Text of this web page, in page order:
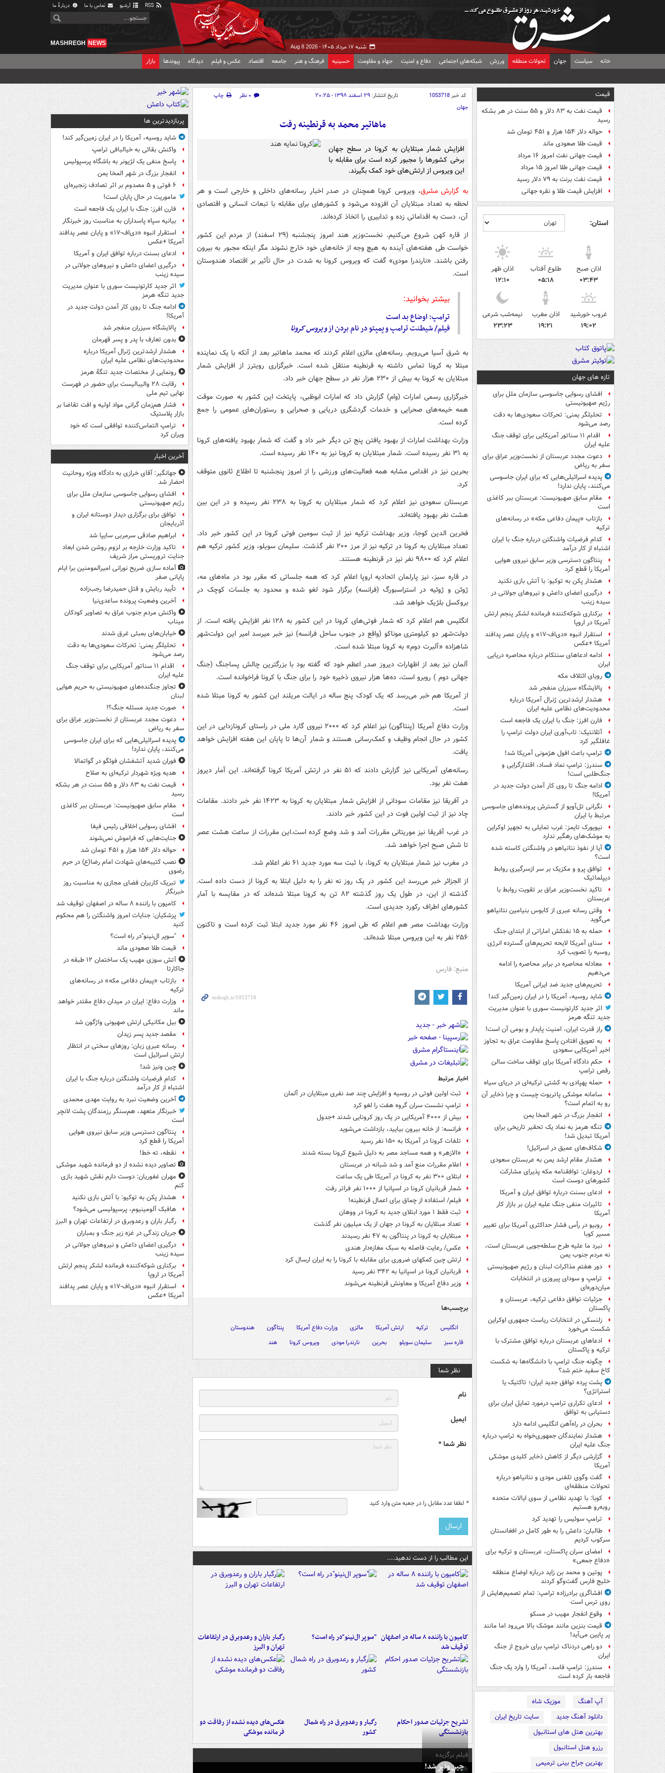
آرشیو تماس با ما دربارهٔ ما
شنبه ۱۷ مرداد ۱۴۰۵ - Aug 8 2026
MASHREGH NEWS
خانه سیاست جهان تحولات منطقه ورزش شبکه‌های اجتماعی دفاع و امنیت جهاد و مقاومت حسینیه فرهنگ و هنر جامعه اقتصاد عکس و فیلم دیدگاه پیوندها بازار
قیمت
قیمت نفت به ۸۳ دلار و ۵۵ سنت در هر بشکه
رسید
حواله دلار ۱۵۴ هزار و ۴۵۱ تومان شد
قیمت طلا صعودی ماند
قیمت جهانی نفت امروز ۱۶ مرداد
قیمت جهانی طلا امروز ۱۵ مرداد
قیمت نفت برنت به ۷۹ دلار رسید
افزایش قیمت طلا و نقره جهانی
استان:
اذان صبح
۰۳:۴۳
طلوع آفتاب
۰۵:۱۸
اذان ظهر
۱۲:۱۰
غروب خورشید
۱۹:۰۲
اذان مغرب
۱۹:۲۱
نیمه‌شب شرعی
۲۳:۲۳
تازه های جهان
افشای رسوایی جاسوسی سازمان ملل برای
رژیم صهیونیستی
تحلیلگر یمنی: تحرکات سعودی‌ها به دقت
رصد می‌شود
اقدام ۱۱ سناتور آمریکایی برای توقف جنگ
علیه ایران
دعوت مجدد عربستان از نخست‌وزیر عراق برای
سفر به ریاض
پدیده اسرائیلی‌هایی که برای ایران جاسوسی
می‌کنند، پایان ندارد!
مقام سابق صهیونیست: عربستان ببر کاغذی
است
بازتاب «پیمان دفاعی مکه» در رسانه‌های
ترکیه
کدام فرضیات واشنگتن درباره جنگ با ایران
اشتباه از کار درآمد
پنتاگون دسترسی وزیر سابق نیروی هوایی
آمریکا را قطع کرد
هشدار پکن به توکیو: با آتش بازی نکنید
درگیری اعضای داعش و نیروهای جولانی در
سیده زینب
برکناری شوکه‌کننده فرمانده لشکر پنجم ارتش
آمریکا در اروپا
استقرار انبوه «دی‌اف‑۱۷» و پایان عصر پدافند
آمریکا +عکس
ادامه ادعاهای سنتکام درباره محاصره دریایی
ایران
رویای ائتلاف مکه
پالایشگاه سیزران منفجر شد
هشدار ارشدترین ژنرال آمریکا درباره
محدودیت‌های نظامی علیه ایران
فارن افرز: جنگ با ایران یک فاجعه است
آتلانتیک: تاب‌آوری ایران دولت ترامپ را
غافلگیر کرد
ترامپ باعث افول هژمونی آمریکا شد!
سندرز: ترامپ نماد فساد، اقتدارگرایی و
جنگ‌طلبی است!
ادامه جنگ تا روی کار آمدن دولت جدید در
آمریکا!
نگرانی تل‌آویو از گسترش پرونده‌های جاسوسی
مرتبط با ایران
نیویورک تایمز: غرب تمایلی به تجهیز اوکراین
به موشک‌های رهگیر ندارد
آیا از نفوذ نتانیاهو در واشنگتن کاسته شده
است؟
توافق پرو و مکزیک بر سر ازسرگیری روابط
دیپلماتیک
تاکید نخست‌وزیر عراق بر تقویت روابط با
عربستان
وقتی رسانه عبری از کابوس بنیامین نتانیاهو
می‌گوید
حمله به ۱۵ نفتکش‌ اماراتی از ابتدای جنگ
سنای آمریکا لایحه تحریم‌های گسترده انرژی
روسیه را تصویب کرد
معادله محاصره در برابر محاصره را ادامه
می‌دهیم
تحریم‌های جدید ضد ایرانی آمریکا
شاید روسیه، آمریکا را در ایران زمین‌گیر کند!
اثر جدید کارتونیست سوری با عنوان مدیریت
جدید تنگه هرمز
راز قدرت ایران، امنیت پایدار و بومی آن است!
به تعویق افتادن پاسخ مقاومت عراق به تجاوز
اخیر آمریکایی سعودی
حکم دادگاه آمریکا برای توقف ساخت سالن
رقص ترامپ
حمله پهپادی به کشتی ترکیه‌ای در دریای سیاه
سامانه موشکی پاتریوت چیست و چرا ذخایر آن
رو به اتمام است؟
انفجار بزرگ در شهر المخا یمن
تنگه هرمز به نماد یک تحقیر تاریخی برای
آمریکا تبدیل شد!
شکاف‌های عمیق در اسرائیل!
هشدار مقام ارشد یمن به عربستان سعودی
اردوغان: توافقنامه مکه پذیرای مشارکت
کشورهای دوست است
ادعای بسنت درباره توافق ایران و آمریکا
تاثیرات منفی جنگ علیه ایران بر بازار کار
آمریکا
روبیو در رأس فشار حداکثری آمریکا برای تغییر
مسیر کوبا
نبرد ما علیه طرح سلطه‌جویی عربستان است،
نه مردم جنوب یمن
دور هفتم مذاکرات لبنان و رژیم صهیونیستی
ترامپ و سودای پیروزی در انتخابات
میان‌دوره‌ای
جزئیات توافق دفاعی ترکیه، عربستان و
پاکستان
زلنسکی در انتخابات ریاست جمهوری اوکراین
شکست می‌خورد
ادعاهای عربستان درباره توافق مشترک با
ترکیه و پاکستان
چگونه جنگ ترامپ با دانشگاه‌ها به شکست
کاخ سفید ختم شد؟
پشت پرده توافق جدید ایران؛ تاکتیک یا
استراتژی؟
ادعای تکراری ترامپ درمورد تمایل ایران برای
دستیابی به توافق
بحران در راه‌آهن انگلیس ادامه دارد
هشدار نمایندگان جمهوری‌خواه به ترامپ درباره
جنگ علیه ایران
گزارشی دیگر از کاهش ذخایر کلیدی موشکی
آمریکا
گفت وگوی تلفنی مودی و نتانیاهو درباره
تحولات منطقه‌ای
کوبا: با تهدید نظامی از سوی ایالات متحده
روبه‌رو هستیم
ترامپ سوئیس را تهدید کرد
طالبان: داعش را به طور کامل در افغانستان
سرکوب کردیم
امضای سران پاکستان، عربستان و ترکیه برای
«دفاع جمعی»
پوتین و محمد بن زاید درباره اوضاع منطقه
خلیج فارس گفت‌وگو کردند
افشاگری برادرزاده ترامپ: تمام تصمیم‌هایش از
روی ترس است
وقوع انفجار مهیب در مسکو
قیمت بنزین مانند موشک بالا می‌رود اما مانند
پر پایین می‌آید!
دو راهی دردناک ترامپ برای خروج از جنگ
ایران
سندرز: ترامپ فاسد، آمریکا را وارد یک جنگ
فاجعه بار کرده است
آپ آهنگ
موزیک شاه
دانلود آهنگ جدید
سایت تاریخ ایران
بهترین هتل های استانبول
رزرو هتل استانبول
بهترین جراح بینی ترمیمی
کد خبر1053718 تاریخ انتشار: ۲۹ اسفند ۱۳۹۸ - ۲۰:۲۵ ۰ نظر
چاپ
جهان
ماهاتیر محمد به قرنطینه رفت
افزایش شمار مبتلایان به کرونا در سطح جهان
برخی کشورها را مجبور کرده است برای مقابله با
این ویروس از ارتش‌های خود کمک بگیرند.
به گزارش مشرق، ویروس کرونا همچنان در صدر اخبار رسانه‌های داخلی و خارجی است و هر
لحظه به تعداد مبتلایان آن افزوده می‌شود و کشورهای برای مقابله با تبعات انسانی و اقتصادی
آن، دست به اقداماتی زده و تدابیری را اتخاذ کرده‌اند.
از قاره کهن شروع می‌کنیم. نخست‌وزیر هند امروز پنجشنبه (۲۹ اسفند) از مردم این کشور
خواست طی هفته‌های آینده به هیچ وجه از خانه‌های خود خارج نشوند مگر اینکه مجبور به بیرون
رفتن باشند. «نارندرا مودی» گفت که ویروس کرونا به شدت در حال تأثیر بر اقتصاد هندوستان
است.
بیشتر بخوانید:
ترامپ: اوضاع بد است
فیلم/ شیطنت ترامپ و پمپئو در نام بردن ازویروسکرونا
به شرق آسیا می‌رویم. رسانه‌های مالزی اعلام کردند که محمد ماهاتیر بعد از آنکه با یک نماینده
مبتلا به کرونا تماس داشته به قرنطینه منتقل شده است. خبرگزاری رویترز از افزایش شمار
مبتلایان به کرونا به بیش از ۲۳۰ هزار نفر در سطح جهان خبر داد.
خبرگزاری رسمی امارات (وام) گزارش داد که امارات ابوظبی، پایتخت این کشور به صورت موقت
همه خیمه‌های صحرایی و خدمات گردشگری دریایی و صحرایی و رستوران‌های عمومی را جمع
کرده است.
وزارت بهداشت امارات از بهبود یافتن پنج تن دیگر خبر داد و گفت که شمار بهبود یافته‌های کرونا
به ۳۱ نفر رسیده است. شمار مبتلایان به کرونا نیز به ۱۴۰ نفر رسیده است.
بحرین نیز در اقدامی مشابه همه فعالیت‌های ورزشی را از امروز پنجشنبه تا اطلاع ثانوی متوقف
کرد.
عربستان سعودی نیز اعلام کرد که شمار مبتلایان به کرونا به ۲۳۸ نفر رسیده و در این بین
هشت نفر بهبود یافته‌اند.
فخرین الدین کوجا، وزیر بهداشت ترکیه نیز از ثبت سومین فوتی کرونا در این کشور خبر داد.
تعداد مبتلایان به کرونا در ترکیه نیز از مرز ۲۰۰ نفر گذشت. سلیمان سویلو، وزیر کشور ترکیه هم
اعلام کرد که ۹۸۰۰ نفر نیز در قرنطینه هستند.
در قاره‌ سبز، نیز پارلمان اتحادیه اروپا اعلام کرد که همه جلساتی که مقرر بود در ماه‌های مه،
ژوئن و ژوئیه در استراسبورگ (فرانسه) برگزار شود لغو شده و محدود به جلسات کوچک در
بروکسل بلژیک خواهد شد.
انگلیس هم اعلام کرد که شمار فوتی‌های کرونا در این کشور به ۱۲۸ نفر افزایش یافته است. از
دولت‌شهر دو کیلومتری موناکو (واقع در جنوب ساحل فرانسه) نیز خبر میرسد امیر این دولت‌شهر
شاهزاده «آلبرت دوم» به کرونا مبتلا شده است.
آلمان نیز بعد از اظهارات دیروز صدر اعظم خود که گفته بود با بزرگترین چالش پساجنگ‌ (جنگ
جهانی دوم ) روبرو است، ده‌ها هزار نیروی ذخیره خود را برای جنگ با کرونا فراخوانده است.
از آمریکا هم خبر می‌رسد که یک کودک پنج ساله در ایالت مریلند این کشور به کرونا مبتلا شده
است.
وزارت دفاع آمریکا (پنتاگون) نیز اعلام کرد که ۲۰۰۰ نیروی گارد ملی در راستای کرونازدایی در این
کشور در حال انجام وظیف و کمک‌رسانی هستند و شمار آن‌ها تا پایان این هفته افزایش خواهد
یافت.
رسانه‌های آمریکایی نیز گزارش دادند که ۵۱ نفر در ارتش آمریکا کرونا گرفته‌اند. این آمار دیروز
هفت نفر بود.
در آفریقا نیز مقامات سودانی از افزایش شمار مبتلایان به کرونا به ۱۴۲۳ نفر خبر دادند. مقامات
چاد نیز از ثبت اولین فوت در این کشور خبر دادند.
در غرب آفریقا نیز موریتانی مقررات آمد و شد وضع کرده است.این مقررات از ساعت هشت عصر
تا شش صبح اجرا خواهد شد.
در مغرب نیز شمار مبتلایان به کرونا، با ثبت سه مورد جدید ۶۱ نفر اعلام شد.
از الجزائر خبر می‌رسد این کشور در یک روز نه نفر را به دلیل ابتلا به کرونا از دست داده است.
گذشته از این، در طول یک روز گذشته ۸۲ تن به کرونا مبتلا شده‌اند که در مقایسه با آمار
کشورهای اطراف رکورد جدیدی است.
وزارت بهداشت مصر هم اعلام که طی امروز ۴۶ نفر مورد جدید ابتلا ثبت کرده است و تاکنون
۲۵۶ نفر به این ویروس مبتلا شده‌اند.
منبع: فارس
اخبار مرتبط
ثبت اولین فوتی در روسیه و افزایش چند صد نفری مبتلایان در آلمان
ترامپ نشست سران گروه هفت را لغو کرد
بیش از ۴۰۰۰ آمریکایی در یک روز کرونایی شدند +جدول
فرانسه: از خانه بیرون بیایید، بازداشت می‌شوید
تلفات کرونا در آمریکا به ۱۵۰ نفر رسید
«الازهر» و همه مساجد مصر به دلیل شیوع کرونا بسته شدند
اعلام مقررات منع آمد و شد شبانه در عربستان
ابتلای ۳۰۰ نفر به کرونا در آمریکا طی یک ساعت
شمار قربانیان کرونا در اسپانیا از ۱۰۰۰ نفر فراتر رفت
فیلم/ استفاده از چماق برای اعمال قرنطینه!
ثبت فقط ۱ مورد ابتلای جدید به کرونا در ووهان
تعداد مبتلایان به کرونا در جهان از یک میلیون نفر گذشت
مبتلایان به کرونا در پنتاگون به ۴۷ نفر رسیدند
عکس/ رعایت فاصله به سبک مغازه‌دار هندی
ارتش چین کمکهای ضروری برای مقابله با کرونا را به ایران ارسال کرد
قربانیان کرونا در اسپانیا به ۳۴۲ نفر رسید
وزیر دفاع آمریکا و معاونش قرنطینه می‌شوند
برچسب‌ها
انگلیس ترکیه ارتش آمریکا مالزی وزارت دفاع آمریکا پنتاگون
هندوستان
قاره سبز
سلیمان سویلو بحرین نارندرا مودی ویروس کرونا هند
نظر شما
نام
ایمیل
نظر شما *
* لطفا عدد مقابل را در جعبه متن وارد کنید
این مطالب را از دست ندهید....
کامیون با راننده ۸ ساله در اصفهان
توقیف شد
"سوپر ال‌نینو"در راه است؟
رگبار باران و رعدوبرق در ارتفاعات
تهران و البرز
تشریح جزئیات صدور احکام
بازنشستگی
رگبار و رعدوبرق در راه شمال
کشور
عکس‌های دیده نشده از رفاقت دو
فرمانده‌ موشکی
فیلم برگزیده
چین ونیز شد!
پربازدیدترین ها
شاید روسیه، آمریکا را در ایران زمین‌گیر کند!
واکنش بقائی به خیالبافی ترامپ
پاسخ منفی یک لژیونر به باشگاه پرسپولیس
انفجار بزرگ در شهر المخا یمن
۶ فوتی و ۵ مصدوم بر اثر تصادف زنجیره‌ای
ماموریت در حال پایان است!
فارن افرز: جنگ با ایران یک فاجعه است
بیانیه سپاه پاسداران به مناسبت روز خبرنگار
استقرار انبوه «دی‌اف‑۱۷» و پایان عصر پدافند
آمریکا +عکس
ادعای بسنت درباره توافق ایران و آمریکا
درگیری اعضای داعش و نیروهای جولانی در
سیده زینب
اثر جدید کارتونیست سوری با عنوان مدیریت
جدید تنگه هرمز
ادامه جنگ تا روی کار آمدن دولت جدید در
آمریکا!
پالایشگاه سیزران منفجر شد
بدون تعارف با پدر و پسر قهرمان
هشدار ارشدترین ژنرال آمریکا درباره
محدودیت‌های نظامی علیه ایران
رونمایی از مختصات جدید تنگۀ هرمز
رقابت ۲۸ والیبالیست برای حضور در فهرست
نهایی تیم ملی
فشار هم‌زمان گرانی مواد اولیه و افت تقاضا بر
بازار پلاستیک
ترامپ التماس‌کننده توافقی است که خود
ویران کرد
آخرین اخبار
جهانگیر: آقای خرازی به دادگاه ویژه روحانیت
احضار شد
افشای رسوایی جاسوسی سازمان ملل برای
رژیم صهیونیستی
توافق برای برگزاری دیدار دوستانه ایران و
آذربایجان
ابراهیم صادقی سرمربی سایپا شد
تاکید وزارت خارجه بر لزوم روشن شدن ابعاد
جنایت تروریستی مراز شریف
آماده سازی ضریح نورانی امیرالمومنین برا ایام
پایانی صفر
تأیید ربایش و قتل حمیدرضا رجب‌زاده
آخرین وضعیت پرونده ساعدی‌نیا
واکنش مردم جنوب عراق به تصاویر کودکان
میناب
خیابان‌های بمبئی غرق شدند
تحلیلگر یمنی: تحرکات سعودی‌ها به دقت
رصد می‌شود
اقدام ۱۱ سناتور آمریکایی برای توقف جنگ
علیه ایران
تجاوز جنگنده‌های صهیونیستی به حریم هوایی
لبنان
صورت جدید مسئله جنگ؟!
دعوت مجدد عربستان از نخست‌وزیر عراق برای
سفر به ریاض
پدیده اسرائیلی‌هایی که برای ایران جاسوسی
می‌کنند، پایان ندارد!
فوران شدید آتشفشان فوئگو در گواتمالا
هدیه ویژه شهردار ترکیه‌ای به صلاح
قیمت نفت به ۸۳ دلار و ۵۵ سنت در هر بشکه
رسید
مقام سابق صهیونیست: عربستان ببر کاغذی
است
افشای رسوایی اخلاقی رئیس فیفا
جنایت‌هایی که فراموش نمی‌شوند
حواله دلار ۱۵۴ هزار و ۴۵۱ تومان شد
نصب کتیبه‌های شهادت امام رضا(ع) در حرم
رضوی
تبریک کاربران فضای مجازی به مناسبت روز
خبرنگار
کامیون با راننده ۸ ساله در اصفهان توقیف شد
پزشکیان: جنایات امروز واشنگتن را هم محکوم
کنید
"سوپر ال‌نینو"در راه است؟
قیمت طلا صعودی ماند
آتش سوزی مهیب یک ساختمان ۱۲ طبقه در
جاکارتا
بازتاب «پیمان دفاعی مکه» در رسانه‌های
ترکیه
وزارت دفاع: ایران در میدان دفاع مقتدر خواهد
ماند
بیل مکانیکی ارتش صهیونی واژگون شد
مقصد جدید پسر زیدان
رسانه عبری زبان: روزهای سختی در انتظار
ارتش اسرائیل است
چین ونیز شد!
کدام فرضیات واشنگتن درباره جنگ با ایران
اشتباه از کار درآمد
آخرین وضعیت نبرد به روایت مهدی محمدی
خبرنگار متعهد، هم‌سنگر رزمندگان پشت لانچر
است
پنتاگون دسترسی وزیر سابق نیروی هوایی
آمریکا را قطع کرد
نقطه، ته خط!
تصاویر دیده‌ نشده از دو فرمانده شهید موشکی
مهران غفوریان: دوست دارم نقش شهید بازی
کنم
هشدار پکن به توکیو: با آتش بازی نکنید
هافبک آلومینیوم، پرسپولیسی می‌شود؟
رگبار باران و رعدوبرق در ارتفاعات تهران و البرز
جریان زندگی در غزه زیر جنگ و بمباران
درگیری اعضای داعش و نیروهای جولانی در
سیده زینب
برکناری شوکه‌کننده فرمانده لشکر پنجم ارتش
آمریکا در اروپا
استقرار انبوه «دی‌اف‑۱۷» و پایان عصر پدافند
آمریکا +عکس